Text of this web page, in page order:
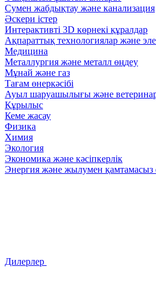
Сумен жабдықтау және канализация
Әскери істер
Интерактивті 3D көрнекі құралдар
Ақпараттық технологиялар және
Медицина
Металлургия және металл өңдеу
Мұнай және газ
Тағам өнеркәсібі
Ауыл шаруашылығы және
Құрылыс
Кеме жасау
Физика
Химия
Экология
Экономика және кәсіпкерлік
Энергия және жылумен қамтамасыз
Дилерлер